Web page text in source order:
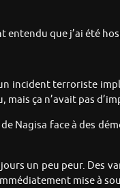
que j’ai été
incident terroriste
ça n’avait pas
Nagisa face à des
un peu peur. Des
mise à